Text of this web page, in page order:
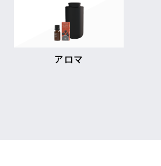
アロマ